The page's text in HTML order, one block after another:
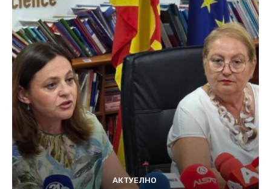
АКТУЕЛНО